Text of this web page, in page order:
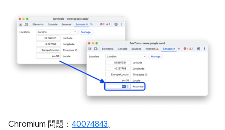
Chromium 問題： 40074843。